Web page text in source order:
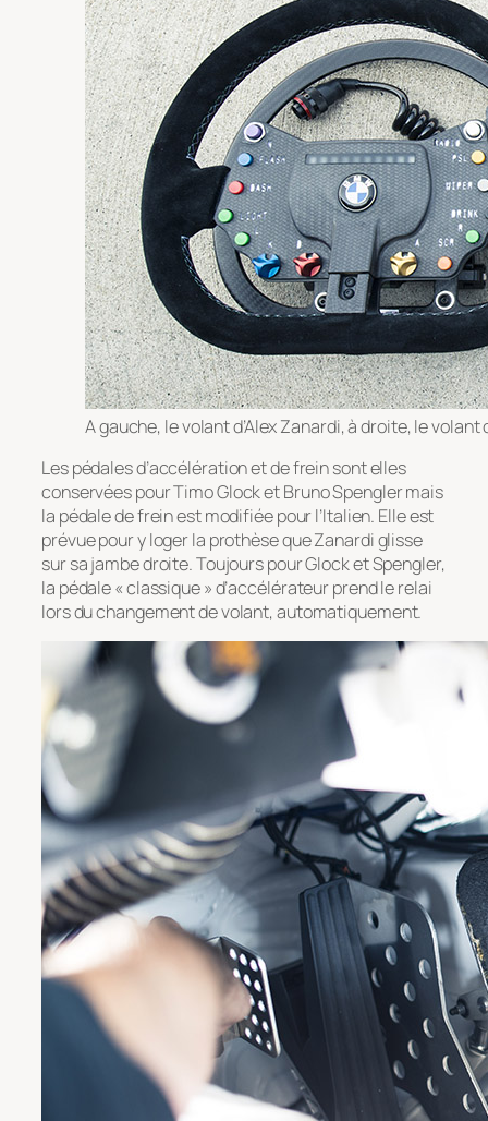
A gauche, le volant d’Alex Zanardi, à droite, le
Les pédales d’accélération et de frein sont elles
conservées pour Timo Glock et Bruno Spengler mais
la pédale de frein est modifiée pour l’Italien. Elle est
prévue pour y loger la prothèse que Zanardi glisse
sur sa jambe droite. Toujours pour Glock et Spengler,
la pédale « classique » d’accélérateur prend le relai
lors du changement de volant, automatiquement.